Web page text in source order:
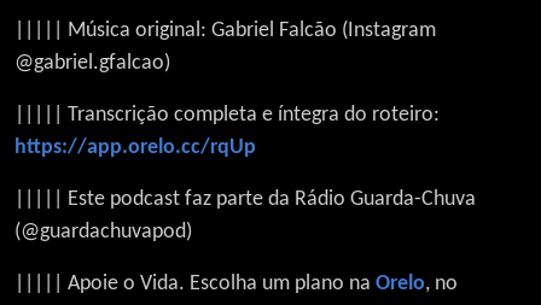
||||| Música original: Gabriel Falcão (Instagram
@gabriel.gfalcao)
||||| Transcrição completa e íntegra do roteiro:
https://app.orelo.cc/rqUp
||||| Este podcast faz parte da Rádio Guarda-Chuva
(@guardachuvapod)
||||| Apoie o Vida. Escolha um plano na Orelo, no